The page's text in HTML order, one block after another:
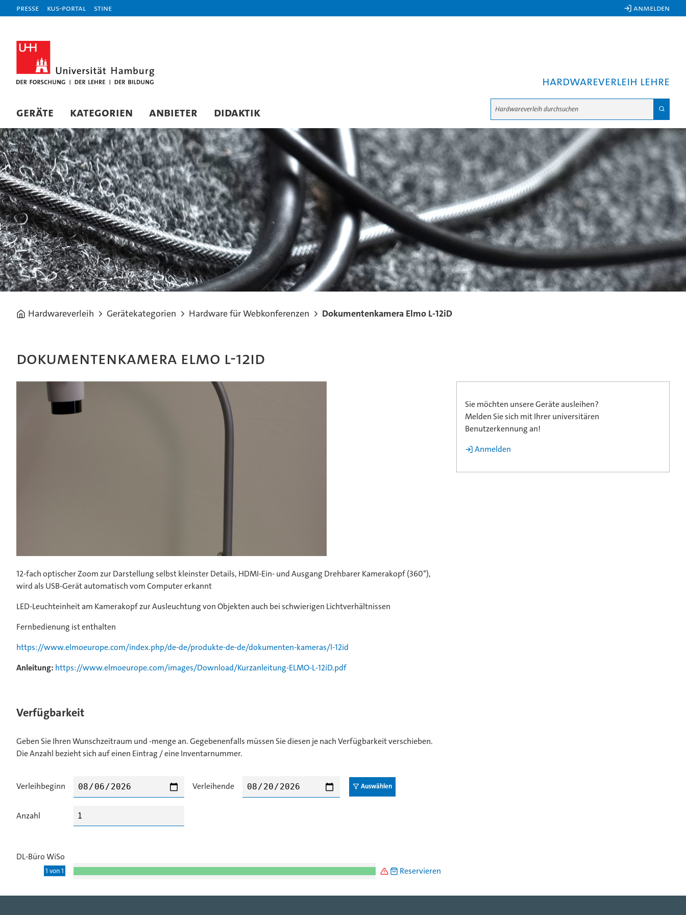
Presse KUS-Portal STiNE  Anmelden
Hardwareverleih Lehre
Geräte Kategorien Anbieter Didaktik
Hardwareverleih Gerätekategorien Hardware für Webkonferenzen Dokumentenkamera Elmo L-12iD
Dokumentenkamera Elmo L-12iD
Sie möchten unsere Geräte ausleihen?
Melden Sie sich mit Ihrer universitären
Benutzerkennung an!
 Anmelden
12-fach optischer Zoom zur Darstellung selbst kleinster Details, HDMI-Ein- und Ausgang Drehbarer Kamerakopf (360°),
wird als USB-Gerät automatisch vom Computer erkannt
LED-Leuchteinheit am Kamerakopf zur Ausleuchtung von Objekten auch bei schwierigen Lichtverhältnissen
Fernbedienung ist enthalten
https://www.elmoeurope.com/index.php/de-de/produkte-de-de/dokumenten-kameras/l-12id
Anleitung: https://www.elmoeurope.com/images/Download/Kurzanleitung-ELMO-L-12iD.pdf
Verfügbarkeit
Geben Sie Ihren Wunschzeitraum und -menge an. Gegebenenfalls müssen Sie diesen je nach Verfügbarkeit verschieben.
Die Anzahl bezieht sich auf einen Eintrag / eine Inventarnummer.
Verleihbeginn Verleihende
Anzahl
DL-Büro WiSo
1 von 1 ⚠️ 🛍 Reservieren